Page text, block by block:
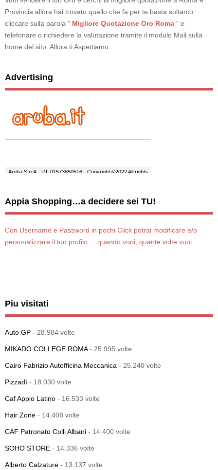
Provincia allora hai trovato quello che fa per te basta soltanto
cliccare sulla parola " Migliore Quotazione Oro Roma " e
telefonare o richiedere la valutazione tramite il modulo Mail sulla
home del sito. Allora ti Aspettiamo.
Advertising
Appia Shopping…a decidere sei TU!
Con Username e Password in pochi Click potrai modificare e/o
personalizzare il tuo profilo.....quando vuoi, quante volte vuoi....
Piu visitati
Auto GP - 28.984 volte
MIKADO COLLEGE ROMA- 25.995 volte
Cairo Fabrizio Autofficina Meccanica - 25.240 volte
Pizzadì - 18.030 volte
Caf Appio Latino - 16.533 volte
Hair Zone - 14.408 volte
CAF Patronato Colli Albani - 14.400 volte
SOHO STORE - 14.336 volte
Alberto Calzature - 13.137 volte